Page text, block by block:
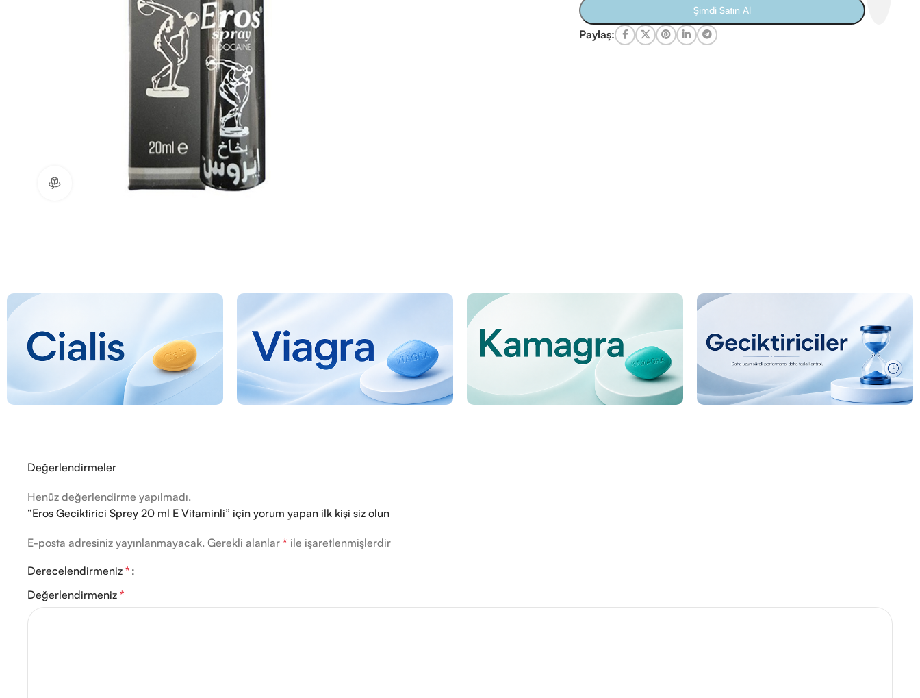
360 ürün görünümü
Şimdi Satın Al
Paylaş:
Değerlendirmeler
Henüz değerlendirme yapılmadı.
“Eros Geciktirici Sprey 20 ml E Vitaminli” için yorum yapan ilk kişi siz olun
E-posta adresiniz yayınlanmayacak. Gerekli alanlar * ile işaretlenmişlerdir
Derecelendirmeniz *
Değerlendirmeniz *